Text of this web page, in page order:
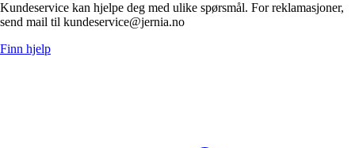
Kundeservice kan hjelpe deg med ulike spørsmål. For reklamasjoner,
send mail til kundeservice@jernia.no
Finn hjelp